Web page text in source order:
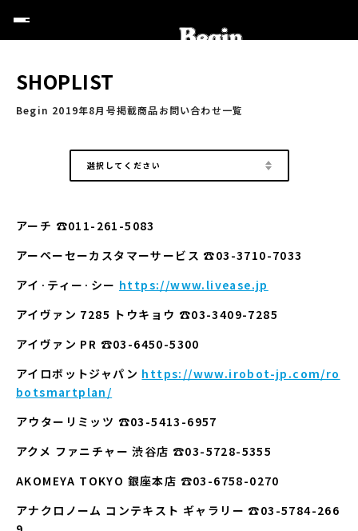
SHOPLIST
Begin 2019年8月号掲載商品お問い合わせ一覧
選択してください
アーチ ☎011-261-5083
アーペーセーカスタマーサービス ☎03-3710-7033
アイ·ティー·シー https://www.livease.jp
アイヴァン 7285 トウキョウ ☎03-3409-7285
アイヴァン PR ☎03-6450-5300
アイロボットジャパン https://www.irobot-jp.com/ro
botsmartplan/
アウターリミッツ ☎03-5413-6957
アクメ ファニチャー 渋谷店 ☎03-5728-5355
AKOMEYA TOKYO 銀座本店 ☎03-6758-0270
アナクロノーム コンテキスト ギャラリー ☎03-5784-266